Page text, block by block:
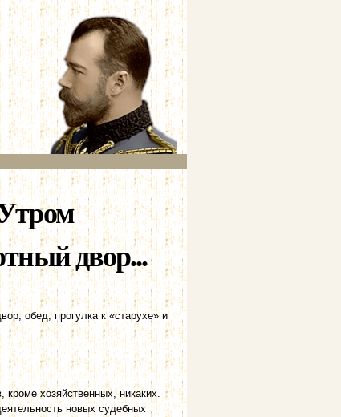
двор...
обед, прогулка к «старухе» и
хозяйственных, никаких.
новых судебных